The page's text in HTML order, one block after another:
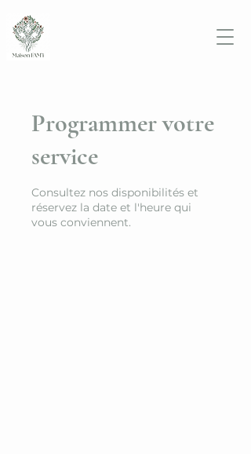
Programmer votre
service
Consultez nos disponibilités et
réservez la date et l'heure qui
vous conviennent.